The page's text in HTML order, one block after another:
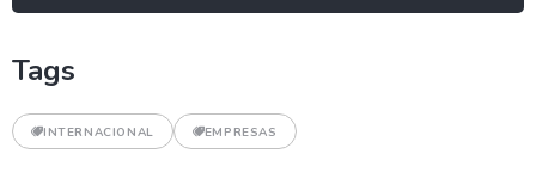
Tags
INTERNACIONAL EMPRESAS